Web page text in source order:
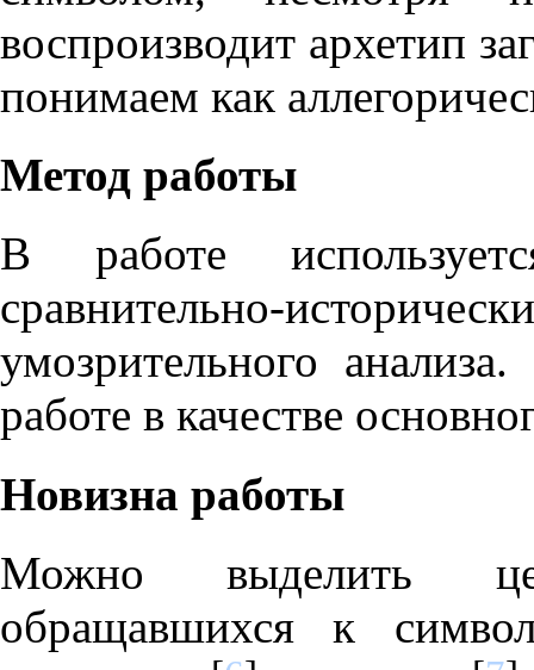
воспроизводит архетип
понимаем как
Метод работы
В работе
сравнительно-
умозрительного
работе в качестве
Новизна работы
Можно выделить
обращавшихся к